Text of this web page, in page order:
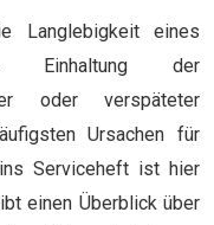
Langlebigkeit eines
Einhaltung der
oder verspäteter
Ursachen für
Serviceheft ist hier
einen Überblick über